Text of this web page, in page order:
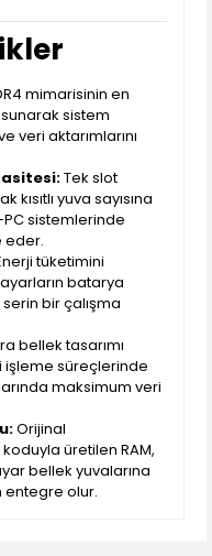
mimarisinin en
sistem
veri aktarımlarını
Tek slot
yuva sayısına
sistemlerinde
eder.
tüketimini
batarya
bir çalışma
bellek tasarımı
işleme süreçlerinde
maksimum veri
Orijinal
üretilen RAM,
bellek yuvalarına
entegre olur.